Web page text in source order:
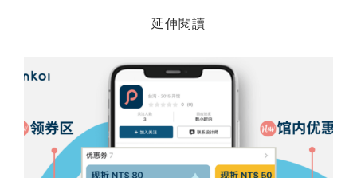
延伸閱讀